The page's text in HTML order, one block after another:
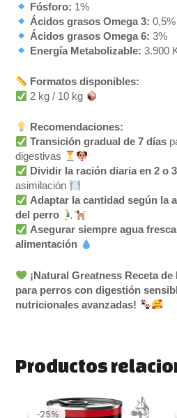
Fósforo: 1%
Ácidos grasos Omega 3: 0,5%
Ácidos grasos Omega 6: 3%
Energía Metabolizable: 3.900
Formatos disponibles:
2 kg / 10 kg
Recomendaciones:
Transición gradual de 7 días
digestivas
Dividir la ración diaria en 2 o
asimilación
Adaptar la cantidad según la
del perro
Asegurar siempre agua
alimentación
¡Natural Greatness Receta
para perros con digestión
nutricionales avanzadas!
Productos
-25%
-25%
El
precio
El
precio